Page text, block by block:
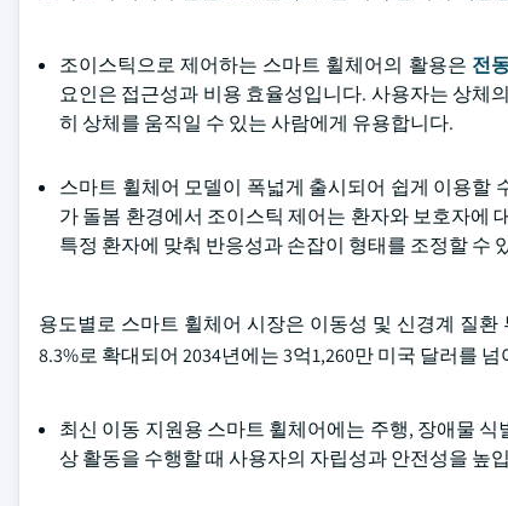
조이스틱으로 제어하는 스마트 휠체어의 활용은 전
요인은 접근성과 비용 효율성입니다. 사용자는 상체
히 상체를 움직일 수 있는 사람에게 유용합니다.
스마트 휠체어 모델이 폭넓게 출시되어 쉽게 이용할
가 돌봄 환경에서 조이스틱 제어는 환자와 보호자에
특정 환자에 맞춰 반응성과 손잡이 형태를 조정할 수
용도별로 스마트 휠체어 시장은 이동성 및 신경계 질
8.3%로 확대되어 2034년에는 3억1,260만 미국 달러를
최신 이동 지원용 스마트 휠체어에는 주행, 장애물
상 활동을 수행할 때 사용자의 자립성과 안전성을 높